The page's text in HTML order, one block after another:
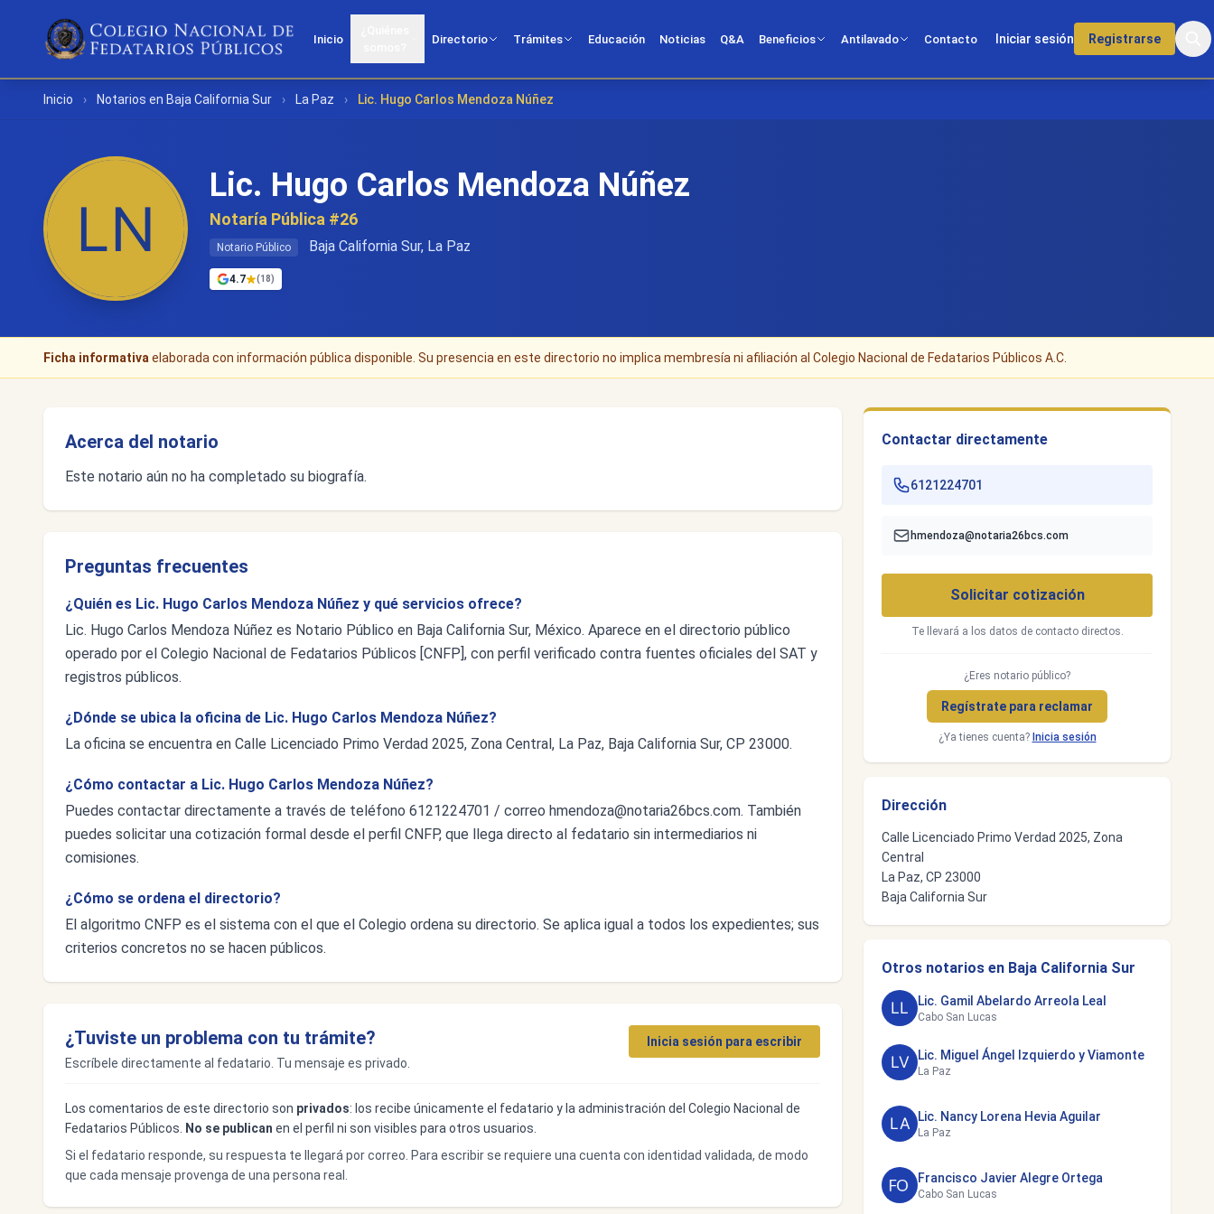
Inicio Directorio Trámites Educación Noticias Q&A Beneficios Antilavado Contacto Iniciar sesión Registrarse
Inicio › Notarios en Baja California Sur › La Paz › Lic. Hugo Carlos Mendoza Núñez
Lic. Hugo Carlos Mendoza Núñez
Notaría Pública #26
Notario Público Baja California Sur, La Paz
4.7 (18)
Ficha informativa elaborada con información pública disponible. Su presencia en este directorio no implica membresía ni afiliación al Colegio Nacional de Fedatarios Públicos A.C.
Acerca del notario
Este notario aún no ha completado su biografía.
Preguntas frecuentes
¿Quién es Lic. Hugo Carlos Mendoza Núñez y qué servicios ofrece?
Lic. Hugo Carlos Mendoza Núñez es Notario Público en Baja California Sur, México. Aparece en el directorio público
operado por el Colegio Nacional de Fedatarios Públicos [CNFP], con perfil verificado contra fuentes oficiales del SAT y
registros públicos.
¿Dónde se ubica la oficina de Lic. Hugo Carlos Mendoza Núñez?
La oficina se encuentra en Calle Licenciado Primo Verdad 2025, Zona Central, La Paz, Baja California Sur, CP 23000.
¿Cómo contactar a Lic. Hugo Carlos Mendoza Núñez?
Puedes contactar directamente a través de teléfono 6121224701 / correo hmendoza@notaria26bcs.com. También
puedes solicitar una cotización formal desde el perfil CNFP, que llega directo al fedatario sin intermediarios ni
comisiones.
¿Cómo se ordena el directorio?
El algoritmo CNFP es el sistema con el que el Colegio ordena su directorio. Se aplica igual a todos los expedientes; sus
criterios concretos no se hacen públicos.
¿Tuviste un problema con tu trámite?
Escríbele directamente al fedatario. Tu mensaje es privado.
Inicia sesión para escribir
Los comentarios de este directorio son privados: los recibe únicamente el fedatario y la administración del Colegio Nacional de
Fedatarios Públicos.
No se publican en el perfil ni son visibles para otros usuarios.
Si el fedatario responde, su respuesta te llegará por correo. Para escribir se requiere una cuenta con identidad validada, de modo
que cada mensaje provenga de una persona real.
Contactar directamente
6121224701
hmendoza@notaria26bcs.com
Solicitar cotización
Te llevará a los datos de contacto directos.
¿Eres notario público?
Regístrate para reclamar
¿Ya tienes cuenta? Inicia sesión
Dirección
Calle Licenciado Primo Verdad 2025, Zona
Central
La Paz, CP 23000
Baja California Sur
Otros notarios en Baja California Sur
Lic. Gamil Abelardo Arreola Leal
Cabo San Lucas
Lic. Miguel Ángel Izquierdo y Viamonte
La Paz
Lic. Nancy Lorena Hevia Aguilar
La Paz
Francisco Javier Alegre Ortega
Cabo San Lucas